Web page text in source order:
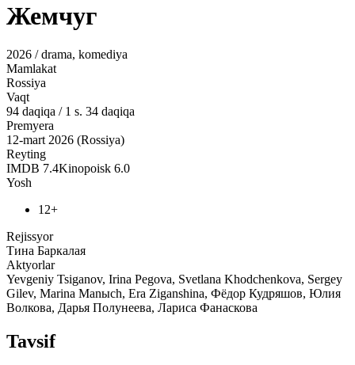
Жемчуг
2026 / drama, komediya
Mamlakat
Rossiya
Vaqt
94 daqiqa / 1 s. 34 daqiqa
Premyera
12-mart 2026 (Rossiya)
Reyting
IMDB 7.4Kinopoisk 6.0
Yosh
12+
Rejissyor
Тина Баркалая
Aktyorlar
Yevgeniy Tsiganov, Irina Pegova, Svetlana Khodchenkova, Sergey
Gilev, Marina Manыch, Era Ziganshina, Фёдор Кудряшов, Юлия
Волкова, Дарья Полунеева, Лариса Фанаскова
Tavsif